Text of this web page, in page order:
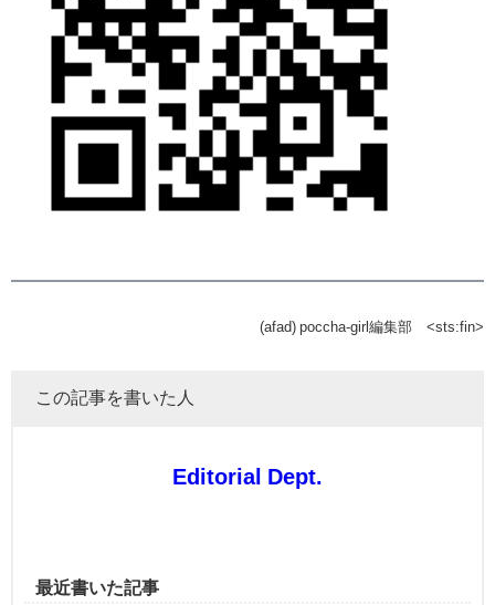
(afad) poccha-girl編集部 <sts:fin>
この記事を書いた人
Editorial Dept.
最近書いた記事